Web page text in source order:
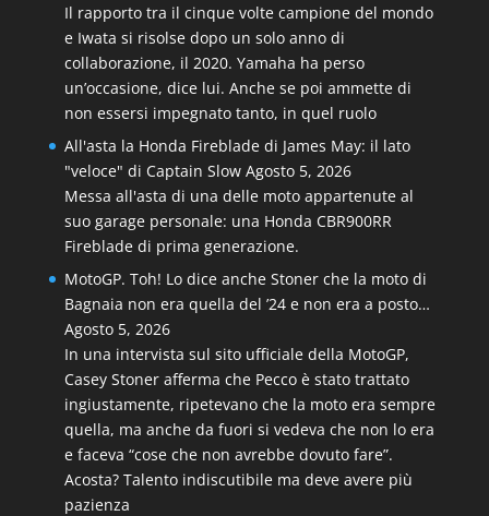
Il rapporto tra il cinque volte campione del mondo
e Iwata si risolse dopo un solo anno di
collaborazione, il 2020. Yamaha ha perso
un’occasione, dice lui. Anche se poi ammette di
non essersi impegnato tanto, in quel ruolo
All'asta la Honda Fireblade di James May: il lato
"veloce" di Captain Slow Agosto 5, 2026
Messa all'asta di una delle moto appartenute al
suo garage personale: una Honda CBR900RR
Fireblade di prima generazione.
MotoGP. Toh! Lo dice anche Stoner che la moto di
Bagnaia non era quella del ’24 e non era a posto…
Agosto 5, 2026
In una intervista sul sito ufficiale della MotoGP,
Casey Stoner afferma che Pecco è stato trattato
ingiustamente, ripetevano che la moto era sempre
quella, ma anche da fuori si vedeva che non lo era
e faceva “cose che non avrebbe dovuto fare”.
Acosta? Talento indiscutibile ma deve avere più
pazienza